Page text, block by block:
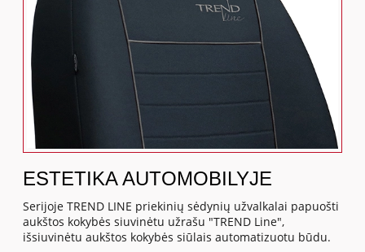
ESTETIKA AUTOMOBILYJE
Serijoje TREND LINE priekinių sėdynių užvalkalai papuošti
aukštos kokybės siuvinėtu užrašu "TREND Line",
išsiuvinėtu aukštos kokybės siūlais automatizuotu būdu.